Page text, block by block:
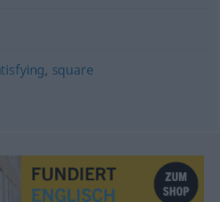
, square